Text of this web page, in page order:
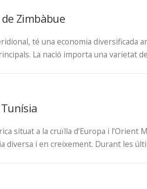
Zimbàbue
té una economia diversificada
La nació importa una varietat
situat a la cruïlla d’Europa i l’Orient
diversa i en creixement. Durant les